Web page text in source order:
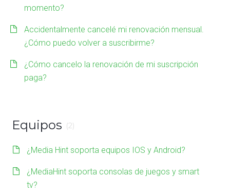
momento?
Accidentalmente cancelé mi renovación mensual.
¿Cómo puedo volver a suscribirme?
¿Cómo cancelo la renovación de mi suscripción
paga?
Equipos (2)
¿Media Hint soporta equipos IOS y Android?
¿MediaHint soporta consolas de juegos y smart
tv?